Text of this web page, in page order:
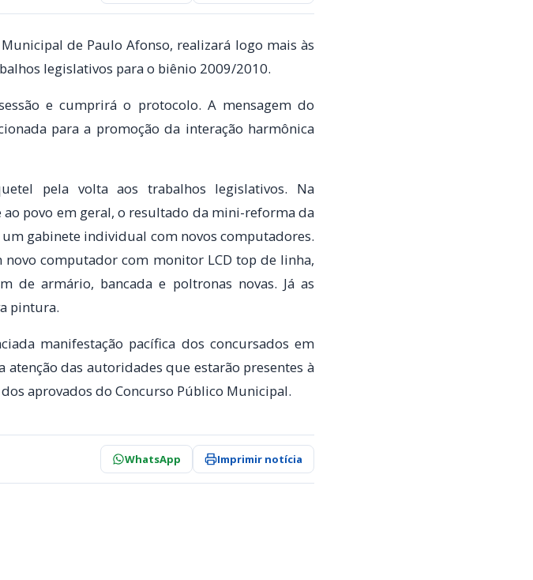
de Paulo Afonso, realizará logo mais às
legislativos para o biênio 2009/2010.
e cumprirá o protocolo. A mensagem do
para a promoção da interação harmônica
pela volta aos trabalhos legislativos. Na
povo em geral, o resultado da mini-reforma da
gabinete individual com novos computadores.
computador com monitor LCD top de linha,
de armário, bancada e poltronas novas. Já as
pintura.
manifestação pacífica dos concursados em
das autoridades que estarão presentes à
aprovados do Concurso Público Municipal.
WhatsApp Imprimir notícia